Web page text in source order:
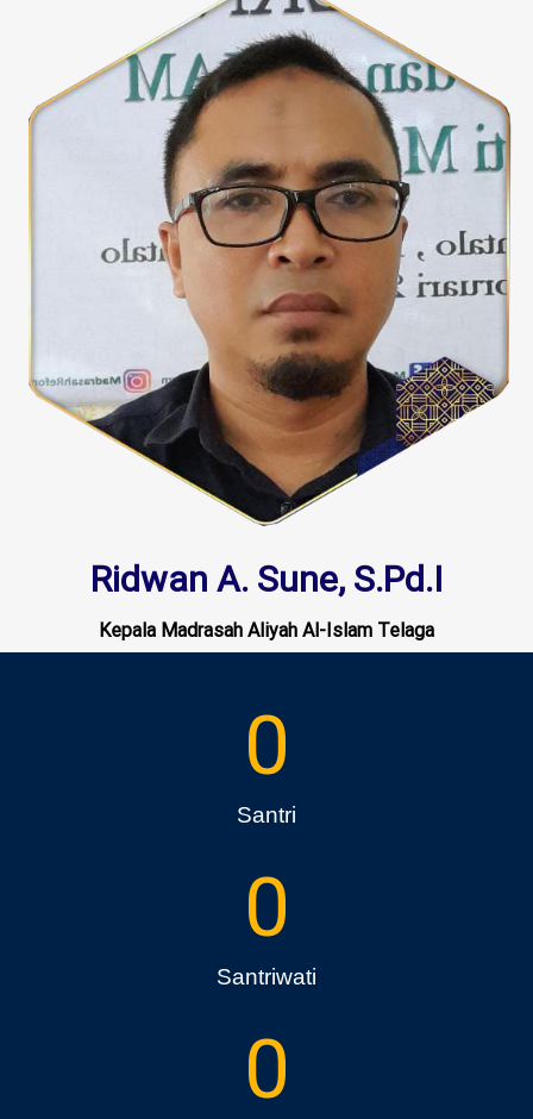
Ridwan A. Sune, S.Pd.I
Kepala Madrasah Aliyah Al-Islam Telaga
0
Santri
0
Santriwati
0